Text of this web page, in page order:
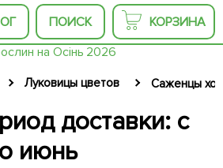
ПОИСК КОРЗИНА
Луковицы цветов Саженцы
доставки: с
июнь